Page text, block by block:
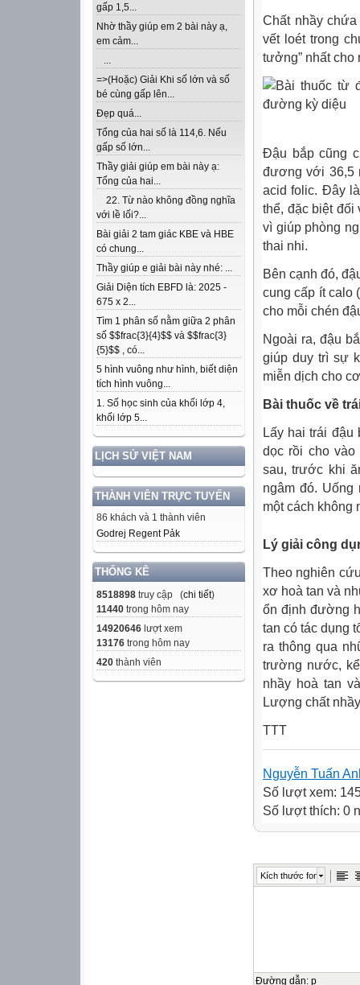
gấp 1,5...
Nhờ thầy giúp em 2 bài này ạ,
em cảm...
...
=>(Hoặc) Giải Khi số lớn và số
bé cùng gấp lên...
Đẹp quá...
Tổng của hai số là 114,6. Nếu
gấp số lớn...
Thầy giải giúp em bài này ạ:
Tổng của hai...
22. Từ nào không đồng nghĩa
với lề lối?...
Bài giải 2 tam giác KBE và HBE
có chung...
Thầy giúp e giải bài này nhé: ...
Giải Diện tích EBFD là: 2025 -
675 x 2...
Tìm 1 phân số nằm giữa 2 phân
số $$frac{3}{4}$$ và $$frac{3}
{5}$$ , có...
5 hình vuông như hình, biết diện
tích hình vuông...
1. Số học sinh của khối lớp 4,
khối lớp 5...
LỊCH SỬ VIỆT NAM
THÀNH VIÊN TRỰC TUYẾN
86 khách và 1 thành viên
Godrej Regent Pảk
THỐNG KÊ
8518898 truy cập (chi tiết)
11440 trong hôm nay
14920646 lượt xem
13176 trong hôm nay
420 thành viên
Chất nhầy
vết loét trong
tưởng” nhất
Đậu bắp cũng
đương với 36,5
acid folic. Đây
thể, đặc biệt
vì giúp phòng
thai nhi.
Bên cạnh đó,
cung cấp ít calo
cho mỗi chén
Ngoài ra, đậu
giúp duy trì sự
miễn dịch cho
Bài thuốc về
Lấy hai trái đậu
dọc rồi cho
sau, trước khi
ngâm đó.
một cách không
Lý giải công
Theo nghiên
xơ hoà tan và
ổn định đường
tan có tác dụng
ra thông qua
trường nước,
nhầy hoà tan
Lượng chất
TTT
Nguyễn Tuấn
Số lượt xem:
Số lượt thích: 0
Kích thước font
Đường dẫn: p